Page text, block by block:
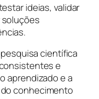
ideias, validar
científica
e
aprendizado e a
conhecimento